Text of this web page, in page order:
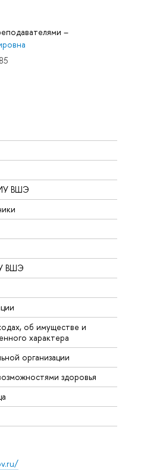
–
ВШЭ
ВШЭ
об имуществе и
характера
организации
здоровья